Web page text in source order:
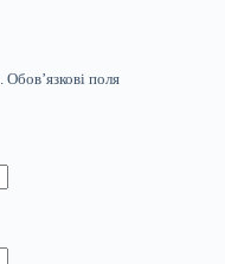
Обов’язкові поля